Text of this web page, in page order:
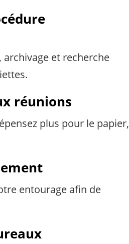
et recherche
réunions
plus pour le papier,
entourage afin de